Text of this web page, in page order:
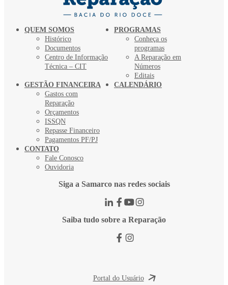
QUEM SOMOS
Histórico
Documentos
Centro de Informação
Técnica – CIT
PROGRAMAS
Conheça os
programas
A Reparação em
Números
Editais
GESTÃO FINANCEIRA
Gastos com
Reparação
Orçamentos
ISSQN
Repasse Financeiro
Pagamentos PF/PJ
CALENDÁRIO
CONTATO
Fale Conosco
Ouvidoria
Siga a Samarco nas redes sociais
Saiba tudo sobre a Reparação
Portal do Usuário